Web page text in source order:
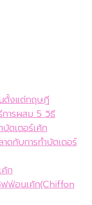
ตั้งแต่ทฤษฎี
การผสม 5 วิธี
ตเตอร์เค้ก
ดกับการทำบัตเตอร์
ค้ก
ฟฟ่อนเค้ก(Chiffon